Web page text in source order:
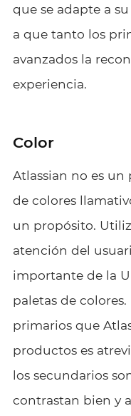
que se adapte a
a que tanto los
avanzados la
experiencia.
Color
Atlassian no es
de colores
un propósito.
atención del
importante de la
paletas de
primarios que
productos es
los secundarios
contrastan bien y